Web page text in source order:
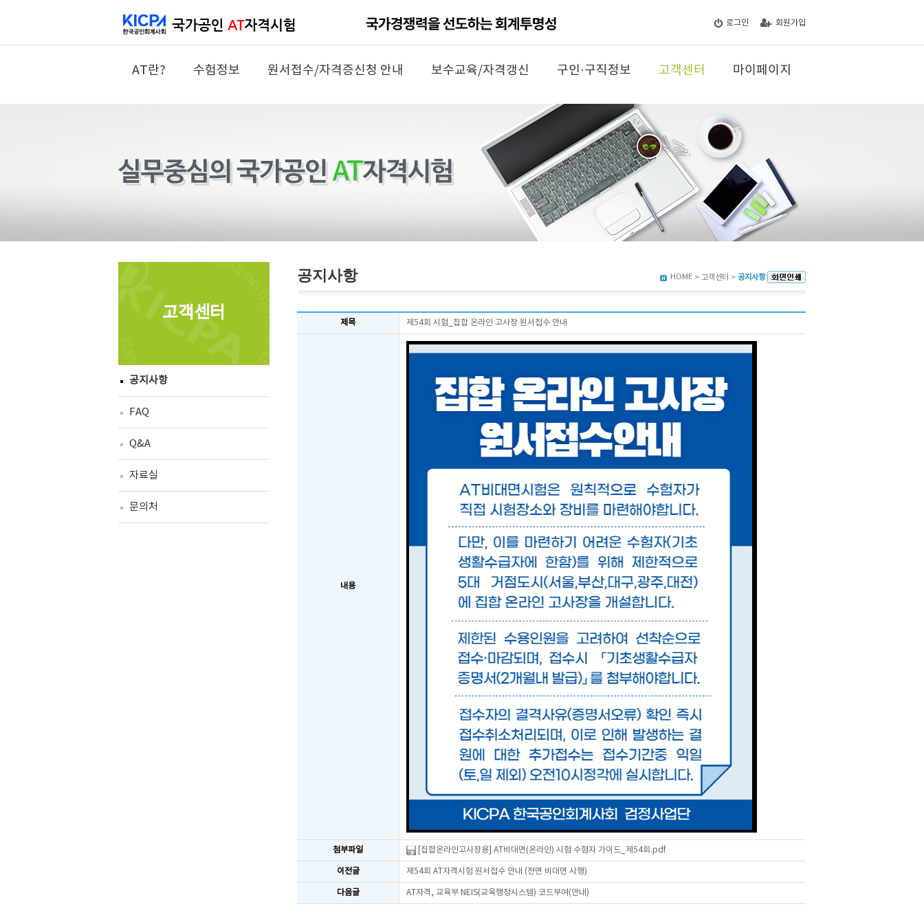
로그인 회원가입
AT란? 수험정보 원서접수/자격증신청 안내 보수교육/자격갱신 구인·구직정보 고객센터 마이페이지
고객센터
공지사항
FAQ
Q&A
자료실
문의처
공지사항 HOME > 고객센터 > 공지사항
제목 제54회 시험_집합 온라인 고사장 원서접수 안내
내용
첨부파일 [집합온라인고사장용] AT비대면(온라인) 시험 수험자 가이드_제54회.pdf
이전글 제54회 AT자격시험 원서접수 안내 (전면 비대면 시행)
다음글 AT자격, 교육부 NEIS(교육행정시스템) 코드부여(안내)